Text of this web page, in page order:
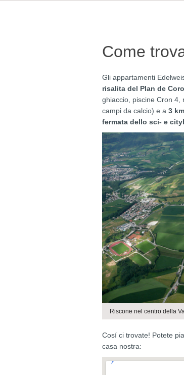
Come
Gli appartamenti
risalita del Plan de
ghiaccio, piscine Cron 4,
campi da calcio) e a 3
fermata dello sci- e
Riscone nel centro della
Cosí ci trovate! Potete
casa nostra: